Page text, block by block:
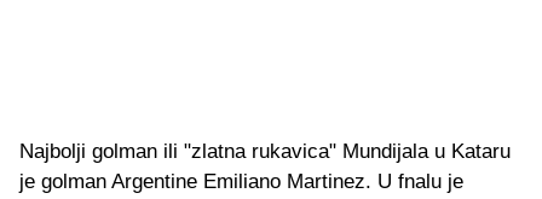
Najbolji golman ili "zlatna rukavica" Mundijala u Kataru
je golman Argentine Emiliano Martinez. U fnalu je